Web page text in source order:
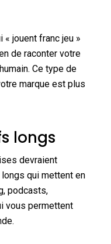
jouent franc jeu »
de raconter votre
Ce type de
marque est plus
longs
devraient
qui mettent en
podcasts,
vous permettent